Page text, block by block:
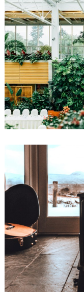
Per quanto sia
acceso,
reale necessità
ad altissima
che noi
Le nostre
tempo. Per
che vivono
il migliore
una resa
domotica, i
monitoraggi
possibilità